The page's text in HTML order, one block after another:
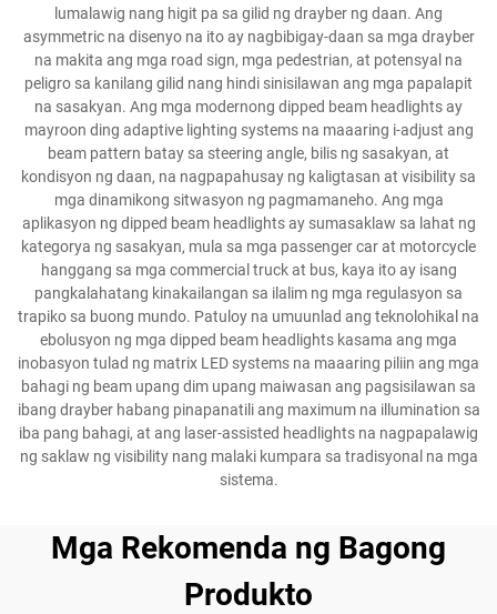
lumalawig nang higit pa sa gilid ng drayber ng daan. Ang
asymmetric na disenyo na ito ay nagbibigay-daan sa mga drayber
na makita ang mga road sign, mga pedestrian, at potensyal na
peligro sa kanilang gilid nang hindi sinisilawan ang mga papalapit
na sasakyan. Ang mga modernong dipped beam headlights ay
mayroon ding adaptive lighting systems na maaaring i-adjust ang
beam pattern batay sa steering angle, bilis ng sasakyan, at
kondisyon ng daan, na nagpapahusay ng kaligtasan at visibility sa
mga dinamikong sitwasyon ng pagmamaneho. Ang mga
aplikasyon ng dipped beam headlights ay sumasaklaw sa lahat ng
kategorya ng sasakyan, mula sa mga passenger car at motorcycle
hanggang sa mga commercial truck at bus, kaya ito ay isang
pangkalahatang kinakailangan sa ilalim ng mga regulasyon sa
trapiko sa buong mundo. Patuloy na umuunlad ang teknolohikal na
ebolusyon ng mga dipped beam headlights kasama ang mga
inobasyon tulad ng matrix LED systems na maaaring piliin ang mga
bahagi ng beam upang dim upang maiwasan ang pagsisilawan sa
ibang drayber habang pinapanatili ang maximum na illumination sa
iba pang bahagi, at ang laser-assisted headlights na nagpapalawig
ng saklaw ng visibility nang malaki kumpara sa tradisyonal na mga
sistema.
Mga Rekomenda ng Bagong
Produkto